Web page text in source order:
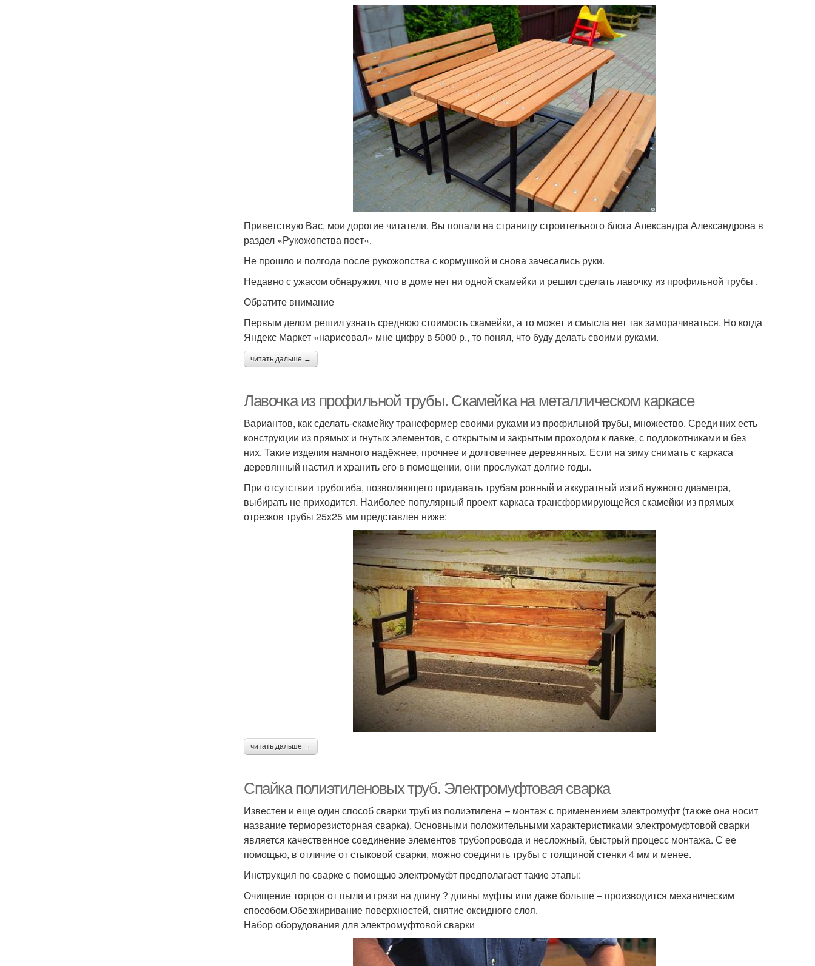
Приветствую Вас, мои дорогие читатели. Вы попали на страницу строительного блога Александра Александрова в
раздел «Рукожопства пост«.
Не прошло и полгода после рукожопства с кормушкой и снова зачесались руки.
Недавно с ужасом обнаружил, что в доме нет ни одной скамейки и решил сделать лавочку из профильной трубы .
Обратите внимание
Первым делом решил узнать среднюю стоимость скамейки, а то может и смысла нет так заморачиваться. Но когда
Яндекс Маркет «нарисовал» мне цифру в 5000 р., то понял, что буду делать своими руками.
читать дальше →
Лавочка из профильной трубы. Скамейка на металлическом каркасе
Вариантов, как сделать-скамейку трансформер своими руками из профильной трубы, множество. Среди них есть
конструкции из прямых и гнутых элементов, с открытым и закрытым проходом к лавке, с подлокотниками и без
них. Такие изделия намного надёжнее, прочнее и долговечнее деревянных. Если на зиму снимать с каркаса
деревянный настил и хранить его в помещении, они прослужат долгие годы.
При отсутствии трубогиба, позволяющего придавать трубам ровный и аккуратный изгиб нужного диаметра,
выбирать не приходится. Наиболее популярный проект каркаса трансформирующейся скамейки из прямых
отрезков трубы 25х25 мм представлен ниже:
читать дальше →
Спайка полиэтиленовых труб. Электромуфтовая сварка
Известен и еще один способ сварки труб из полиэтилена – монтаж с применением электромуфт (также она носит
название терморезисторная сварка). Основными положительными характеристиками электромуфтовой сварки
является качественное соединение элементов трубопровода и несложный, быстрый процесс монтажа. С ее
помощью, в отличие от стыковой сварки, можно соединить трубы с толщиной стенки 4 мм и менее.
Инструкция по сварке с помощью электромуфт предполагает такие этапы:
Очищение торцов от пыли и грязи на длину ? длины муфты или даже больше – производится механическим
способом.Обезжиривание поверхностей, снятие оксидного слоя.
Набор оборудования для электромуфтовой сварки